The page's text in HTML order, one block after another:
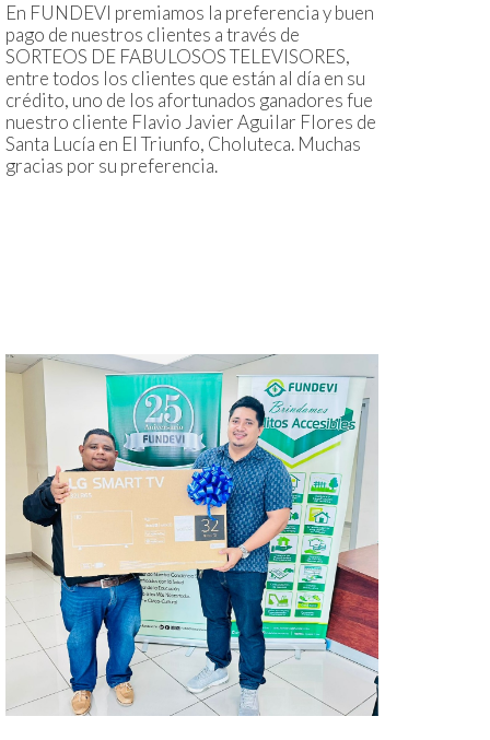
En FUNDEVI premiamos la preferencia y buen
pago de nuestros clientes a través de
SORTEOS DE FABULOSOS TELEVISORES,
entre todos los clientes que están al día en su
crédito, uno de los afortunados ganadores fue
nuestro cliente Flavio Javier Aguilar Flores de
Santa Lucía en El Triunfo, Choluteca. Muchas
gracias por su preferencia.